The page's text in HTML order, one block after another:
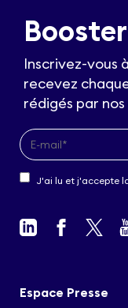
Inscrivez-vous
recevez
rédigés par
J'ai lu et j'accepte
Espace Presse